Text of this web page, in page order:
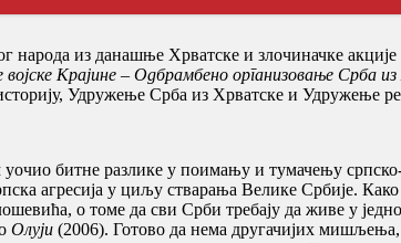
народа из данашње Хрватске и злочиначке акције
Крајине – Одбрамбено организовање Срба
Удружење Срба из Хрватске и Удружење
битне разлике у поимању и тумачењу
агресија у циљу стварања Велике Србије.
о томе да сви Срби требају да живе у
Олуји (2006). Готово да нема другачијих